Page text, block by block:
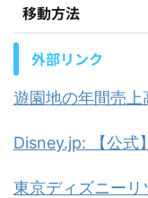
移動方法
外部リンク
遊園地の年間売上
Disney.jp: 【公式
東京ディズニーリ